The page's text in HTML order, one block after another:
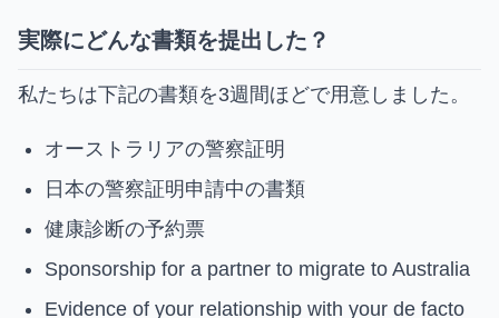
実際にどんな書類を提出した？
私たちは下記の書類を3週間ほどで用意しました。
オーストラリアの警察証明
日本の警察証明申請中の書類
健康診断の予約票
Sponsorship for a partner to migrate to Australia
Evidence of your relationship with your de facto